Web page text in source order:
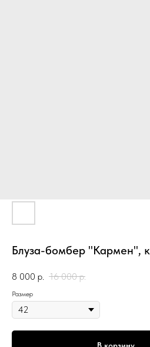
Блуза-бомбер "Кармен",
8 000 р. 16 000 р.
Размер
В корзину